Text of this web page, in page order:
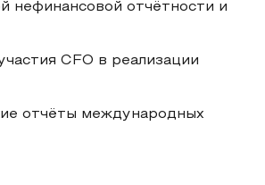
нефинансовой отчётности и
CFO в реализации
отчёты международных